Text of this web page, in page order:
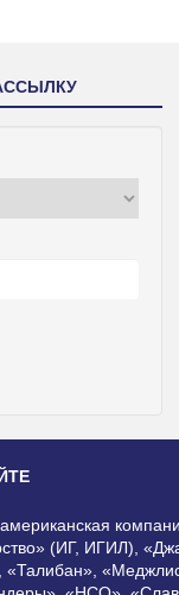
(ИГ, ИГИЛ),
«Меджлис